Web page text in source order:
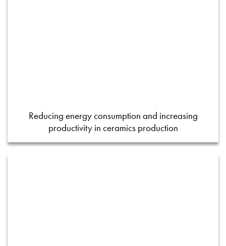
Reducing energy consumption and increasing
productivity in ceramics production